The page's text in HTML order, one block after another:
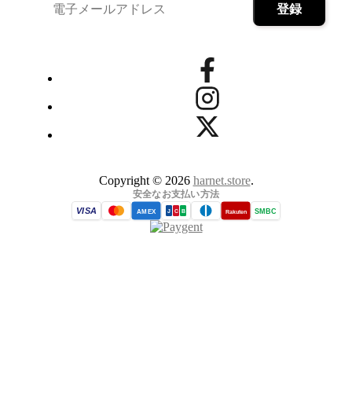
Copyright © 2026 harnet.store.
安全なお支払い方法
VISA AMEX J C B Rakuten SMBC